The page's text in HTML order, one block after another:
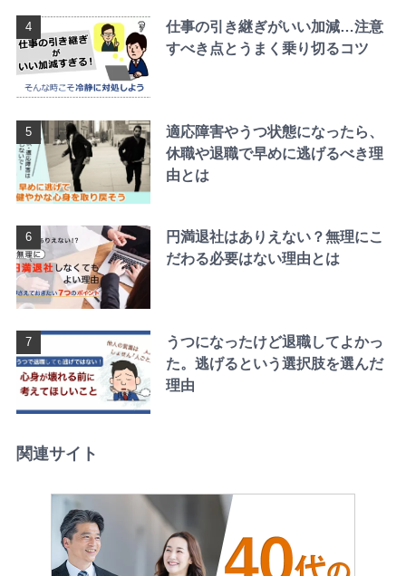
仕事の引き継ぎがいい加減…注意
すべき点とうまく乗り切るコツ
適応障害やうつ状態になったら、
休職や退職で早めに逃げるべき理
由とは
円満退社はありえない？無理にこ
だわる必要はない理由とは
うつになったけど退職してよかっ
た。逃げるという選択肢を選んだ
理由
関連サイト